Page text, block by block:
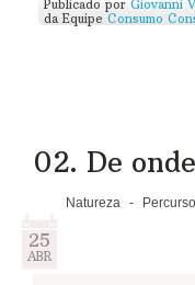
Publicado por Giovanni
da Equipe Consumo
02. De
Natureza -
25
ABR